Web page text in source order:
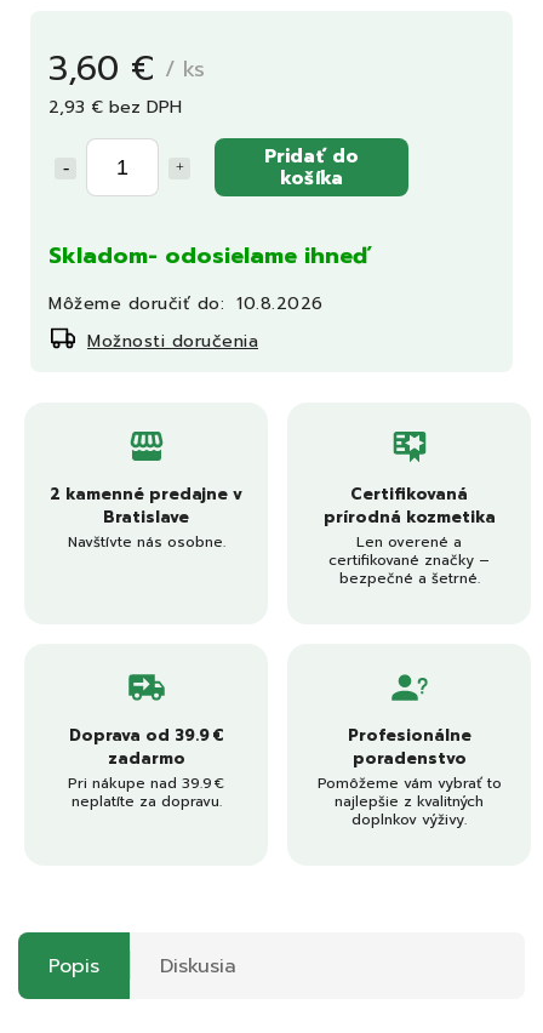
3,60 € / ks
2,93 € bez DPH
Pridať do
košíka
Skladom- odosielame ihneď
Môžeme doručiť do: 10.8.2026
Možnosti doručenia
2 kamenné predajne v
Bratislave
Navštívte nás osobne.
Certifikovaná
prírodná kozmetika
Len overené a
certifikované značky –
bezpečné a šetrné.
Doprava od 39.9 €
zadarmo
Pri nákupe nad 39.9 €
neplatíte za dopravu.
Profesionálne
poradenstvo
Pomôžeme vám vybrať to
najlepšie z kvalitných
doplnkov výživy.
Popis Diskusia